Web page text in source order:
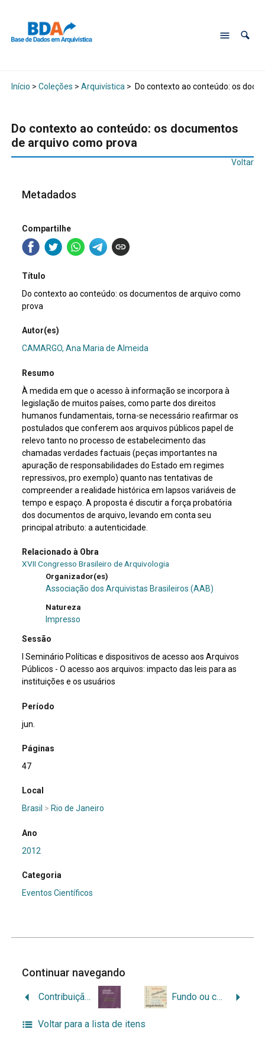
Início > Coleções > Arquivística > Do contexto ao conteúdo: os
Do contexto ao conteúdo: os documentos
de arquivo como prova
Voltar
Metadados
Compartilhe
Título
Do contexto ao conteúdo: os documentos de arquivo como
prova
Autor(es)
CAMARGO, Ana Maria de Almeida
Resumo
À medida em que o acesso à informação se incorpora à
legislação de muitos países, como parte dos direitos
humanos fundamentais, torna-se necessário reafirmar os
postulados que conferem aos arquivos públicos papel de
relevo tanto no processo de estabelecimento das
chamadas verdades factuais (peças importantes na
apuração de responsabilidades do Estado em regimes
repressivos, pro exemplo) quanto nas tentativas de
compreender a realidade histórica em lapsos variáveis de
tempo e espaço. A proposta é discutir a força probatória
dos documentos de arquivo, levando em conta seu
principal atributo: a autenticidade.
Relacionado à Obra
XVII Congresso Brasileiro de Arquivologia
Organizador(es)
Associação dos Arquivistas Brasileiros (AAB)
Natureza
Impresso
Sessão
I Seminário Políticas e dispositivos de acesso aos Arquivos
Públicos - O acesso aos arquivos: impacto das leis para as
instituições e os usuários
Período
jun.
Páginas
47
Local
Brasil > Rio de Janeiro
Ano
2012
Categoria
Eventos Científicos
Continuar navegando
Contribuição para uma abordagem diplomática dos arquivos pessoais Fundo ou coleção? Reflexões em torno de um dilema
Voltar para a lista de itens